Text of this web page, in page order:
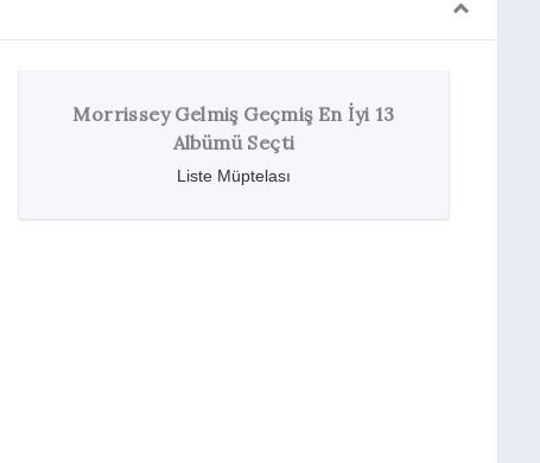
Morrissey Gelmiş Geçmiş En İyi 13
Albümü Seçti
Liste Müptelası